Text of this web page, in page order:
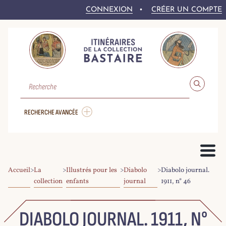
CONNEXION CRÉER UN COMPTE
RECHERCHE AVANCÉE
PRÉSENTATION DU PROJET
PARCOURIR LE CORPUS
RECHERCHER DANS LE CORPUS
EXPLOITER LE CORPUS
Accueil>La
collection
>Illustrés pour les
enfants
>Diabolo
journal
>Diabolo journal.
1911, n° 46
DIABOLO JOURNAL. 1911, N°